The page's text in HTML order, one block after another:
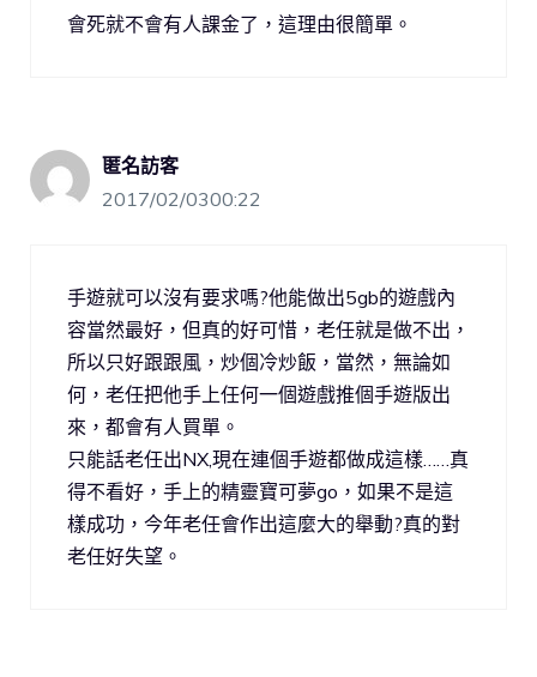
會死就不會有人課金了，這理由很簡單。
匿名訪客
2017/02/0300:22
手遊就可以沒有要求嗎?他能做出5gb的遊戲內
容當然最好，但真的好可惜，老任就是做不出，
所以只好跟跟風，炒個冷炒飯，當然，無論如
何，老任把他手上任何一個遊戲推個手遊版出
來，都會有人買單。
只能話老任出NX,現在連個手遊都做成這樣……真
得不看好，手上的精靈寶可夢go，如果不是這
樣成功，今年老任會作出這麼大的舉動?真的對
老任好失望。